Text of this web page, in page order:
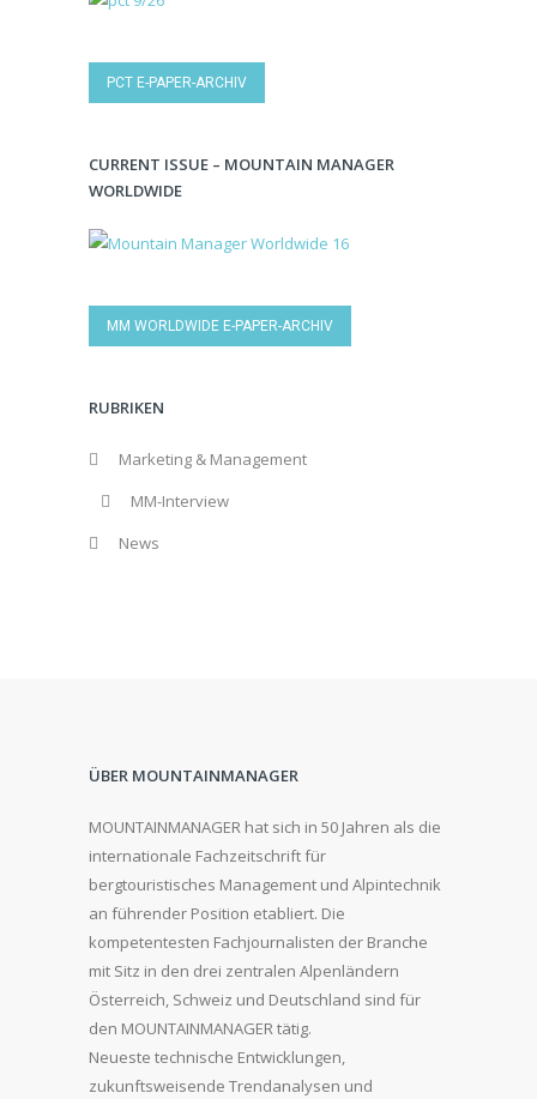
PCT E-PAPER-ARCHIV
CURRENT ISSUE – MOUNTAIN MANAGER
WORLDWIDE
MM WORLDWIDE E-PAPER-ARCHIV
RUBRIKEN
Marketing & Management
MM-Interview
News
ÜBER MOUNTAINMANAGER
MOUNTAINMANAGER hat sich in 50 Jahren als die
internationale Fachzeitschrift für
bergtouristisches Management und Alpintechnik
an führender Position etabliert. Die
kompetentesten Fachjournalisten der Branche
mit Sitz in den drei zentralen Alpenländern
Österreich, Schweiz und Deutschland sind für
den MOUNTAINMANAGER tätig.
Neueste technische Entwicklungen,
zukunftsweisende Trendanalysen und